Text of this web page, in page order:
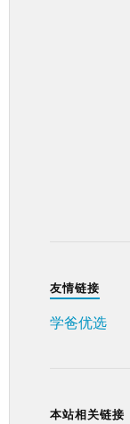
友情链接
学爸优选
本站相关链接